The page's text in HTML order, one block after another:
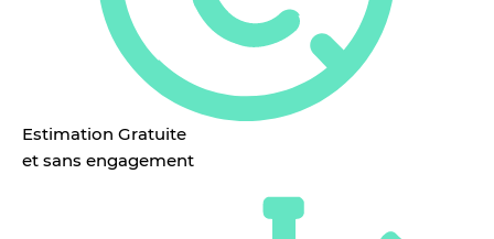
Estimation Gratuite
et sans engagement